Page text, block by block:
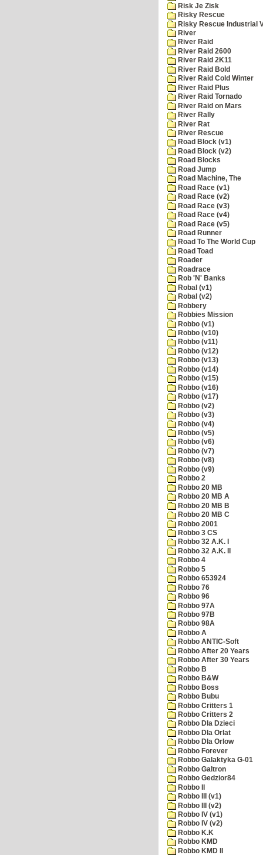
Risk Je Zisk
Risky Rescue
Risky Rescue Industrial
River
River Raid
River Raid 2600
River Raid 2K11
River Raid Bold
River Raid Cold Winter
River Raid Plus
River Raid Tornado
River Raid on Mars
River Rally
River Rat
River Rescue
Road Block (v1)
Road Block (v2)
Road Blocks
Road Jump
Road Machine, The
Road Race (v1)
Road Race (v2)
Road Race (v3)
Road Race (v4)
Road Race (v5)
Road Runner
Road To The World Cup
Road Toad
Roader
Roadrace
Rob 'N' Banks
Robal (v1)
Robal (v2)
Robbery
Robbies Mission
Robbo (v1)
Robbo (v10)
Robbo (v11)
Robbo (v12)
Robbo (v13)
Robbo (v14)
Robbo (v15)
Robbo (v16)
Robbo (v17)
Robbo (v2)
Robbo (v3)
Robbo (v4)
Robbo (v5)
Robbo (v6)
Robbo (v7)
Robbo (v8)
Robbo (v9)
Robbo 2
Robbo 20 MB
Robbo 20 MB A
Robbo 20 MB B
Robbo 20 MB C
Robbo 2001
Robbo 3 CS
Robbo 32 A.K. I
Robbo 32 A.K. II
Robbo 4
Robbo 5
Robbo 653924
Robbo 76
Robbo 96
Robbo 97A
Robbo 97B
Robbo 98A
Robbo A
Robbo ANTIC-Soft
Robbo After 20 Years
Robbo After 30 Years
Robbo B
Robbo B&W
Robbo Boss
Robbo Bubu
Robbo Critters 1
Robbo Critters 2
Robbo Dla Dzieci
Robbo Dla Orlat
Robbo Dla Orlow
Robbo Forever
Robbo Galaktyka G-01
Robbo Galtron
Robbo Gedzior84
Robbo II
Robbo III (v1)
Robbo III (v2)
Robbo IV (v1)
Robbo IV (v2)
Robbo K.K
Robbo KMD
Robbo KMD II